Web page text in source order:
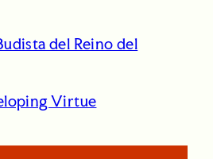
del Reino del
Virtue